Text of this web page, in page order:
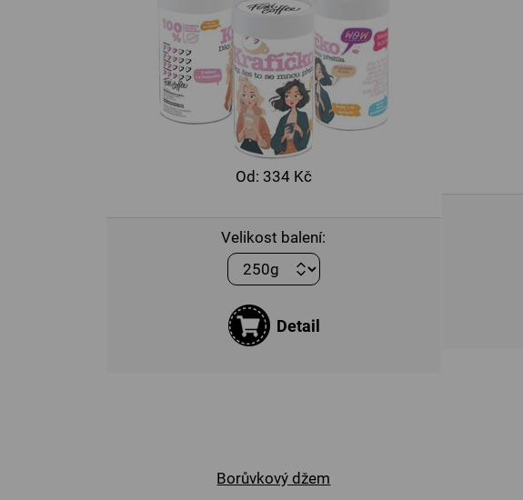
Od: 334 Kč
Velikost balení:
Detail
Borůvkový džem